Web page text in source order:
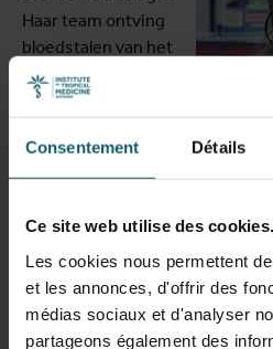
Consentement Détails
Ce site web utilise des cookies.
Les cookies nous permettent
et les annonces, d'offrir des
médias sociaux et d'analyser
partageons également des
Haar team ontving
bloedstalen van het
overleden paar en
onderzoekt nu waar
(Plasmodium
falciparum) die de
veroorzaakte vandaan komt:
en doen een genoomanalyse.
de genoomsequentie met
databanken.” Dat proces neemt
laat onderzoekers toe om te